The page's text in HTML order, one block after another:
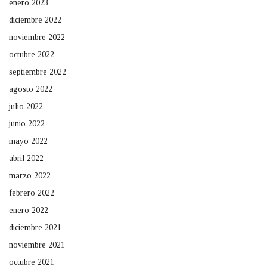
enero 2023
diciembre 2022
noviembre 2022
octubre 2022
septiembre 2022
agosto 2022
julio 2022
junio 2022
mayo 2022
abril 2022
marzo 2022
febrero 2022
enero 2022
diciembre 2021
noviembre 2021
octubre 2021